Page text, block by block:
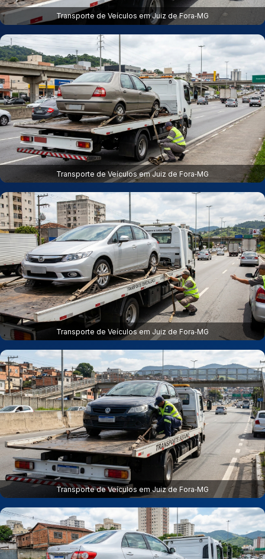
Transporte de Veículos em Juiz de Fora‑MG
Transporte de Veículos em Juiz de Fora‑MG
Transporte de Veículos em Juiz de Fora‑MG
Transporte de Veículos em Juiz de Fora‑MG